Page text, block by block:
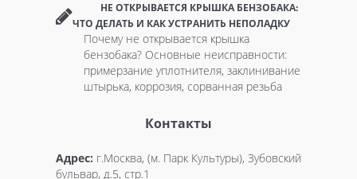
НЕ ОТКРЫВАЕТСЯ КРЫШКА БЕНЗОБАКА:
ЧТО ДЕЛАТЬ И КАК УСТРАНИТЬ НЕПОЛАДКУ
Почему не открывается крышка
бензобака? Основные неисправности:
примерзание уплотнителя, заклинивание
штырька, коррозия, сорванная резьба
Контакты
Адрес: г.Москва, (м. Парк Культуры), Зубовский
бульвар, д.5, стр.1